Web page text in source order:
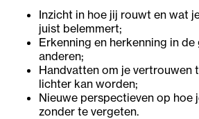
Inzicht in hoe jij rouwt en wat
juist belemmert;
Erkenning en herkenning in
anderen;
Handvatten om je vertrouwen
lichter kan worden;
Nieuwe perspectieven op hoe
zonder te vergeten.